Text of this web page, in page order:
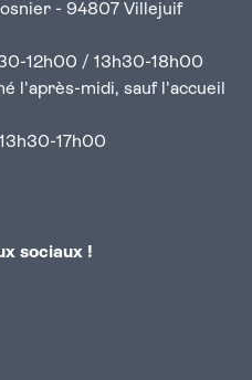
- 94807 Villejuif
12h00 / 13h30-18h00
l'après-midi, sauf l'accueil
17h00
sociaux !